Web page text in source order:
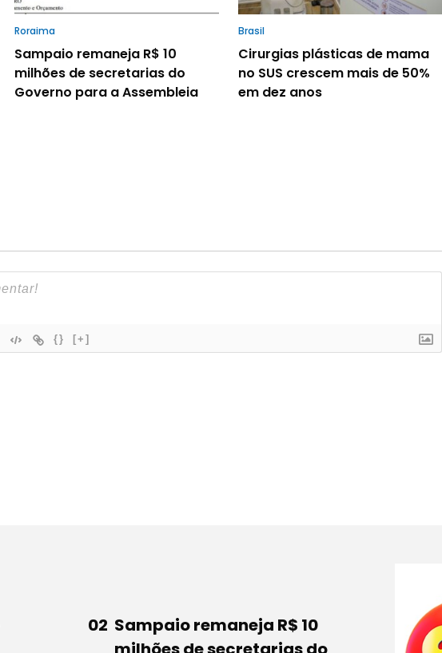
Roraima
Sampaio remaneja R$ 10
milhões de secretarias do
Governo para a Assembleia
Brasil
Cirurgias plásticas de mama
no SUS crescem mais de 50%
em dez anos
{} [+]
Sampaio remaneja R$ 10